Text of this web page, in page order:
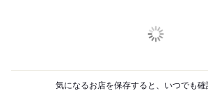
気になるお店を保存すると、いつでも確